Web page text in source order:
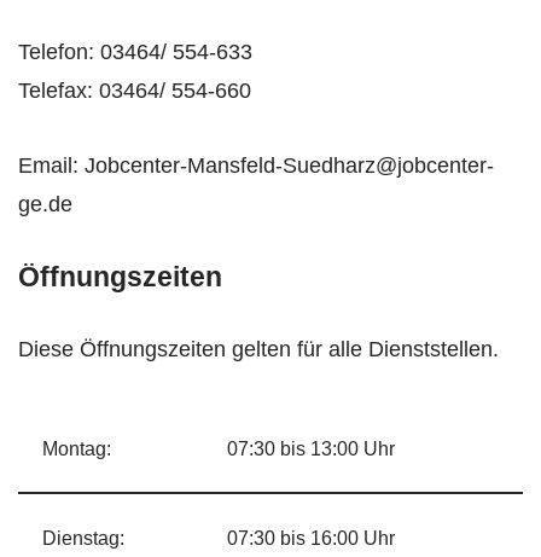
Telefon: 03464/ 554-633
Telefax: 03464/ 554-660
Email: Jobcenter-Mansfeld-Suedharz@jobcenter-
ge.de
Öffnungszeiten
Diese Öffnungszeiten gelten für alle Dienststellen.
Montag: 07:30 bis 13:00 Uhr
Dienstag: 07:30 bis 16:00 Uhr